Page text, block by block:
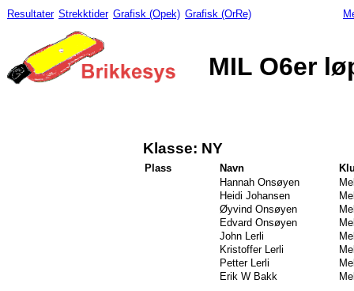
Resultater Strekktider Grafisk (Opek) Grafisk (OrRe)
MIL O6er
Klasse: NY
Plass Navn
Hannah Onsøyen
Heidi Johansen
Øyvind Onsøyen
Edvard Onsøyen
John Lerli
Kristoffer Lerli
Petter Lerli
Erik W Bakk